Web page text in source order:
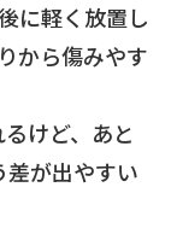
に軽く放置し
から傷みやす
けど、あと
が出やすい